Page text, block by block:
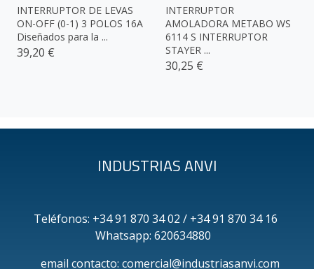
INTERRUPTOR DE LEVAS
ON-OFF (0-1) 3 POLOS 16A
Diseñados para la ...
39,20 €
INTERRUPTOR
AMOLADORA METABO WS
6114 S INTERRUPTOR
STAYER ...
30,25 €
INDUSTRIAS ANVI
Teléfonos: +34 91 870 34 02 / +34 91 870 34 16
Whatsapp: 620634880
email contacto: comercial@industriasanvi.com